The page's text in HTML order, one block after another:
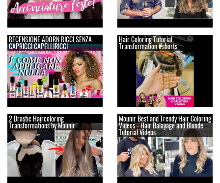
RECENSIONE ADORN RICCI SENZA
CAPRICCI CAPELLIRICCI
Hair Coloring Tutorial
Transformation #shorts
2 Drastic Haircoloring
Transformations by Mounir
Mounir Best and Trendy Hair Coloring
Videos - Hair Balayage and Blonde
Tutorial Videos